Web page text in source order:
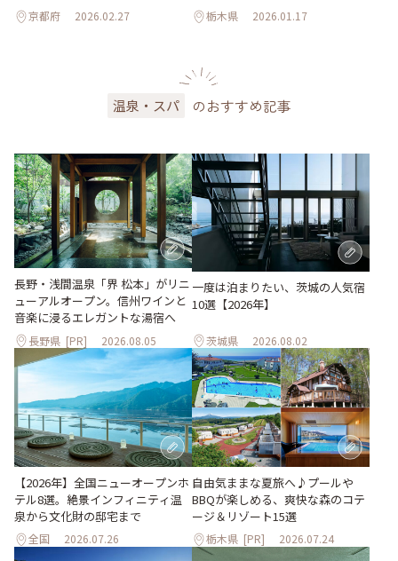
京都府 2026.02.27 栃木県 2026.01.17
温泉・スパ のおすすめ記事
長野・浅間温泉「界 松本」がリニ
ューアルオープン。信州ワインと
音楽に浸るエレガントな湯宿へ
長野県 [PR] 2026.08.05
一度は泊まりたい、茨城の人気宿
10選【2026年】
茨城県 2026.08.02
【2026年】全国ニューオープンホ
テル8選。絶景インフィニティ温
泉から文化財の邸宅まで
全国 2026.07.26
自由気ままな夏旅へ♪プールや
BBQが楽しめる、爽快な森のコテ
ージ＆リゾート15選
栃木県 [PR] 2026.07.24